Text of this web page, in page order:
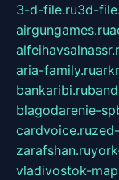
3-d-file.ru3d-
airgungames.ru
aria-family.ru
bankaribi.ru
blagodarenie-
cardvoice.ru
zarafshan.ru
vladivostok-